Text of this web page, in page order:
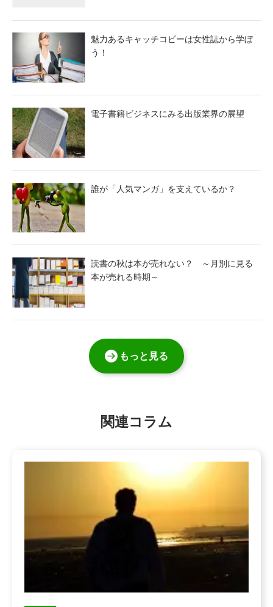
魅力あるキャッチコピーは女性誌から学ぼ
う！
電子書籍ビジネスにみる出版業界の展望
誰が「人気マンガ」を支えているか？
読書の秋は本が売れない？ ～月別に見る
本が売れる時期～
もっと見る
関連コラム